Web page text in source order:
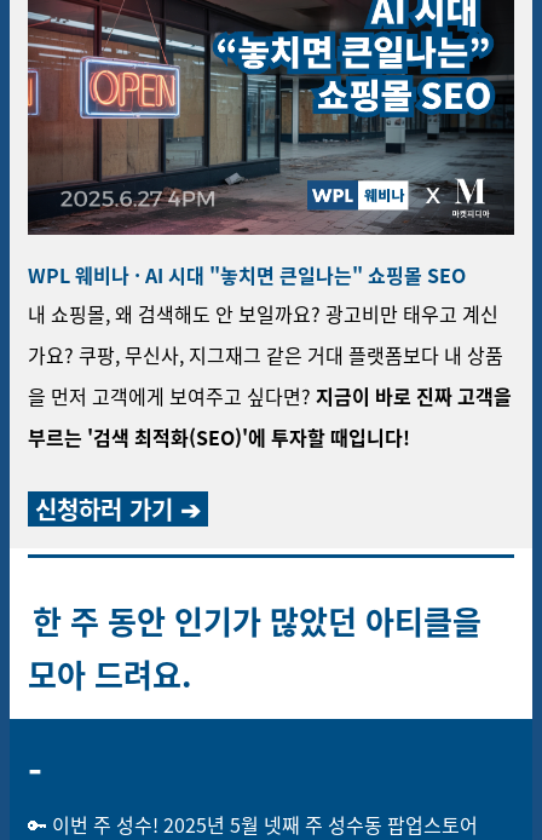
WPL 웨비나 · AI 시대 "놓치면 큰일나는" 쇼핑몰 SEO
내 쇼핑몰, 왜 검색해도 안 보일까요? 광고비만 태우고 계신
가요? 쿠팡, 무신사, 지그재그 같은 거대 플랫폼보다 내 상품
을 먼저 고객에게 보여주고 싶다면? 지금이 바로 진짜 고객을
부르는 '검색 최적화(SEO)'에 투자할 때입니다!
신청하러 가기 ➔
한 주 동안 인기가 많았던 아티클을
모아 드려요.
-
🔑 이번 주 성수! 2025년 5월 넷째 주 성수동 팝업스토어